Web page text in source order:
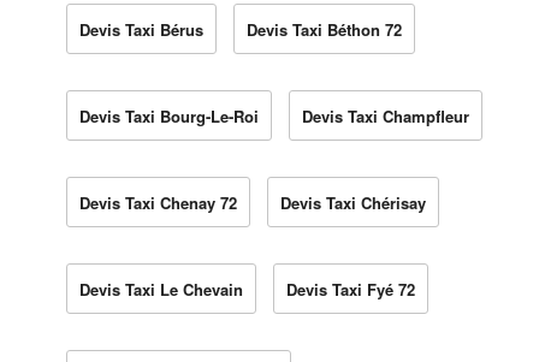
Devis Taxi Bérus Devis Taxi Béthon 72
Devis Taxi Bourg-Le-Roi Devis Taxi Champfleur
Devis Taxi Chenay 72 Devis Taxi Chérisay
Devis Taxi Le Chevain Devis Taxi Fyé 72